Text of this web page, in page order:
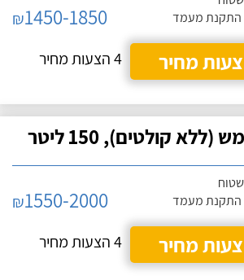
התקנת מעמד
₪1450-1850
מחיר
4 הצעות מחיר
קולטים), 150 ליטר
התקנת מעמד
₪1550-2000
מחיר
4 הצעות מחיר